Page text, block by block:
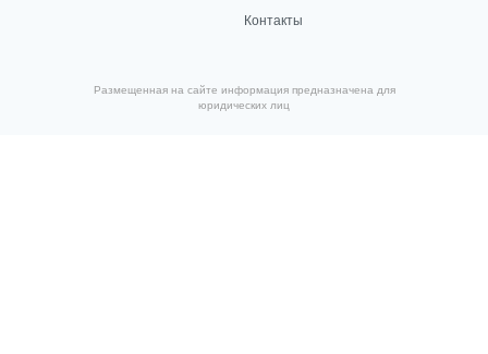
Контакты
Размещенная на сайте информация предназначена для
юридических лиц